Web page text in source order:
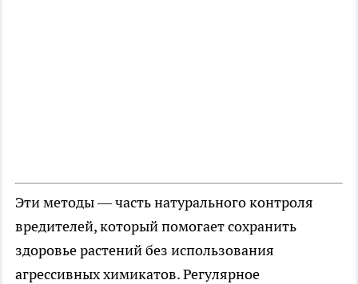
Эти методы — часть натурального контроля
вредителей, который помогает сохранить
здоровье растений без использования
агрессивных химикатов. Регулярное